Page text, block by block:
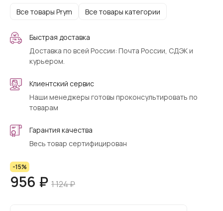
Все товары Prym Все товары категории
Быстрая доставка
Доставка по всей России: Почта России, СДЭК и
курьером.
Клиентский сервис
Наши менеджеры готовы проконсультировать по
товарам
Гарантия качества
Весь товар сертифицирован
-15%
956 ₽ 1 124 ₽